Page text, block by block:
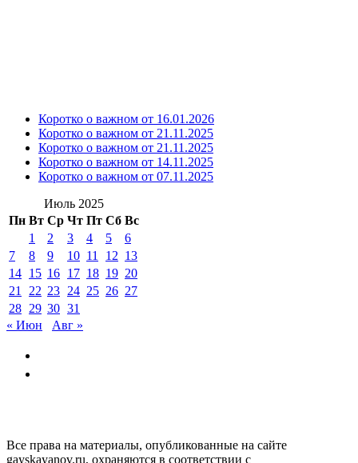
Коротко о важном от 16.01.2026
Коротко о важном от 21.11.2025
Коротко о важном от 21.11.2025
Коротко о важном от 14.11.2025
Коротко о важном от 07.11.2025
Июль 2025
Пн Вт Ср Чт Пт Сб Вс
1
2 3 4 5
6
7
8 9 10 11 12 13
14 15 16 17 18 19 20
21
22 23 24 25 26 27
28 29 30 31
« Июн
Авг »
Все права на материалы, опубликованные на сайте
gayskayanov.ru, охраняются в соответствии с